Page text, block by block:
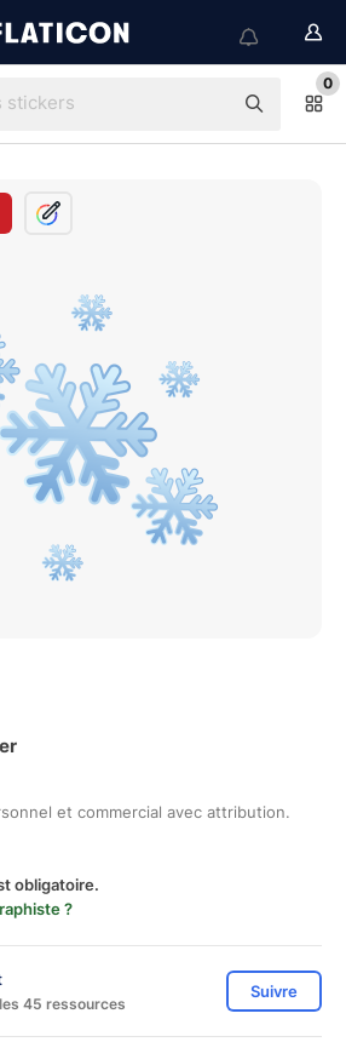
0
et commercial avec attribution.
obligatoire.
?
45 ressources
Suivre